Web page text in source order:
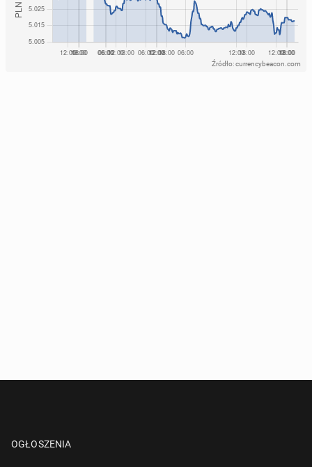
Źródło: currencybeacon.com
OGŁOSZENIA